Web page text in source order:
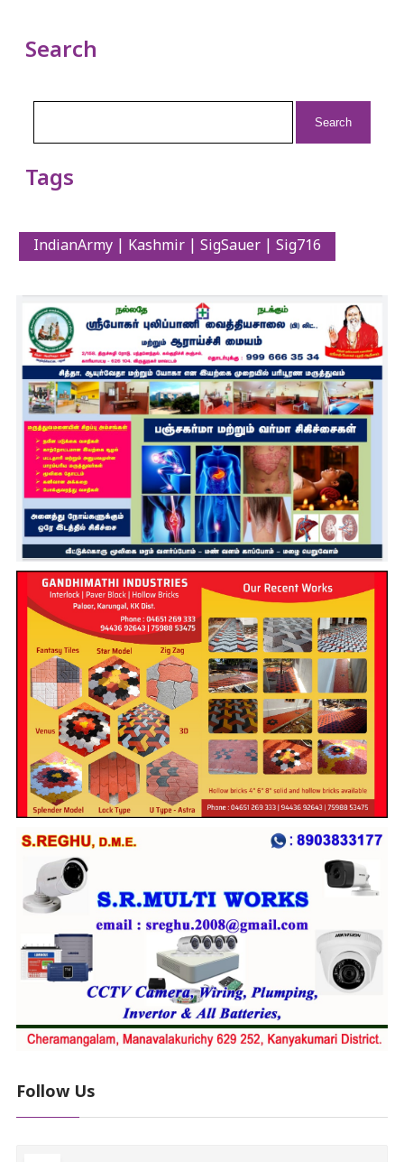
Search
Tags
IndianArmy | Kashmir | SigSauer | Sig716
Follow Us